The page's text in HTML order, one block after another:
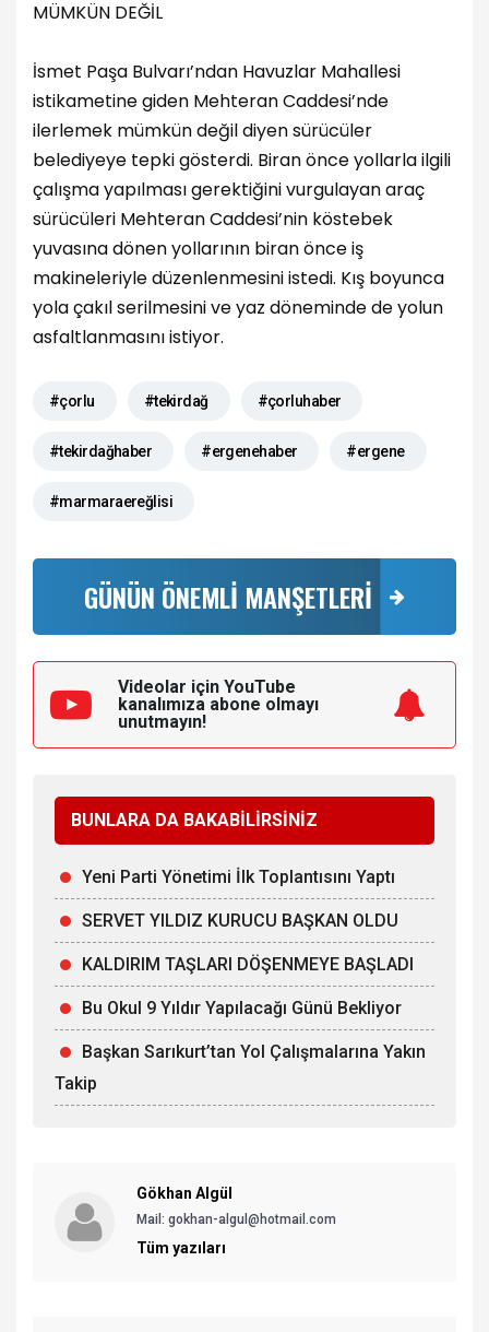
MÜMKÜN DEĞİL
İsmet Paşa Bulvarı’ndan Havuzlar Mahallesi
istikametine giden Mehteran Caddesi’nde
ilerlemek mümkün değil diyen sürücüler
belediyeye tepki gösterdi. Biran önce yollarla ilgili
çalışma yapılması gerektiğini vurgulayan araç
sürücüleri Mehteran Caddesi’nin köstebek
yuvasına dönen yollarının biran önce iş
makineleriyle düzenlenmesini istedi. Kış boyunca
yola çakıl serilmesini ve yaz döneminde de yolun
asfaltlanmasını istiyor.
#çorlu #tekirdağ #çorluhaber
#tekirdağhaber #ergenehaber #ergene
#marmaraereğlisi
GÜNÜN ÖNEMLİ MANŞETLERİ
Videolar için YouTube
kanalımıza abone olmayı
unutmayın!
BUNLARA DA BAKABİLİRSİNİZ
Yeni Parti Yönetimi İlk Toplantısını Yaptı
SERVET YILDIZ KURUCU BAŞKAN OLDU
KALDIRIM TAŞLARI DÖŞENMEYE BAŞLADI
Bu Okul 9 Yıldır Yapılacağı Günü Bekliyor
Başkan Sarıkurt’tan Yol Çalışmalarına Yakın
Takip
Gökhan Algül
Mail: gokhan-algul@hotmail.com
Tüm yazıları